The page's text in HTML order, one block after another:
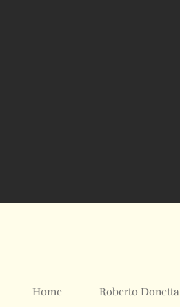
Home Roberto Donetta